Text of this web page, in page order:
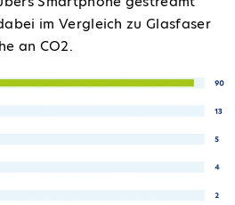
im Vergleich zu Glasfaser
an CO2.